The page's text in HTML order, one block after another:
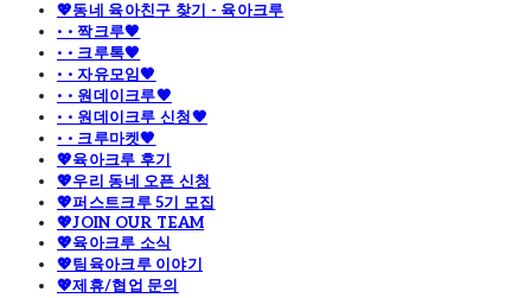
💖동네 육아친구 찾기 - 육아크루
· · 짝크루🧡
· · 크루톡🧡
· · 자유모임🧡
· · 원데이크루🧡
· · 원데이크루 신청🧡
· · 크루마켓🧡
💖육아크루 후기
💖우리 동네 오픈 신청
💖퍼스트크루 5기 모집
💖JOIN OUR TEAM
💖육아크루 소식
💖팀육아크루 이야기
💖제휴/협업 문의